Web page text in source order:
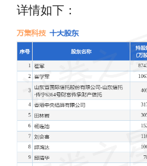
详情如下：